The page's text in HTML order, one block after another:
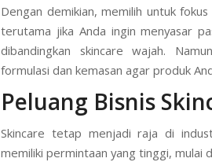
Dengan demikian, memilih untuk
terutama jika Anda ingin menyasar
dibandingkan skincare wajah.
formulasi dan kemasan agar produk
Peluang Bisnis
Skincare tetap menjadi raja di
memiliki permintaan yang tinggi, mulai